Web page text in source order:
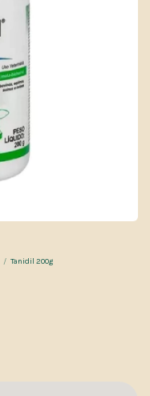
/ Tanidil 200g